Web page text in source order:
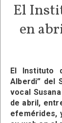
El
en
El Instituto
Alberdi” del
vocal
de abril,
efemérides,